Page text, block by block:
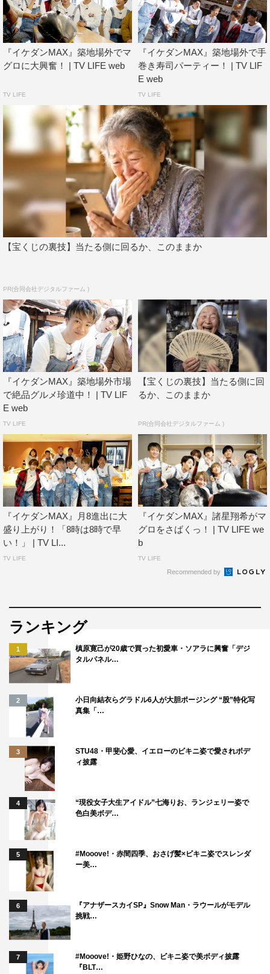
萩谷慧悟 諸星翔希 長妻怜央
阿部顕嵐
『イケダンMAX』築地場外でマ
グロに大興奮！ | TV LIFE web
TV LIFE
『イケダンMAX』築地場外で手
巻き寿司パーティー！ | TV LIF
E web
TV LIFE
【宝くじの裏技】当たる側に回るか、このままか
PR(合同会社デジタルファーム )
『イケダンMAX』築地場外市場
で絶品グルメ珍道中！ | TV LIF
E web
TV LIFE
【宝くじの裏技】当たる側に回
るか、このままか
PR(合同会社デジタルファーム )
『イケダンMAX』月8進出に大
盛り上がり！「8時は8時で早
い！」 | TV LI...
TV LIFE
『イケダンMAX』諸星翔希がマ
グロをさばくっ！ | TV LIFE we
b
TV LIFE
Recommended by
ランキング
1
槙原寛己が20歳で買った初愛車・ソアラに興奮「デジ
タルパネル…
2
小日向結衣らグラドル6人が大胆ポージング “股”特化写
真集「…
3
STU48・甲斐心愛、イエローのビキニ姿で愛されボデ
ィ披露
4
“現役女子大生アイドル”七海りお、ランジェリー姿で
色白美ボデ…
5
#Mooove!・赤間四季、おさげ髪×ビキニ姿でスレンダ
ー美…
6
『アナザースカイSP』Snow Man・ラウールがモデル
挑戦…
7
#Mooove!・姫野ひなの、ビキニ姿で美ボディ披露
『BLT…